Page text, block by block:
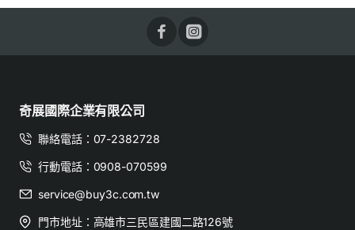
奇展國際企業有限公司
聯絡電話：07-2382728
行動電話：0908-070599
service@buy3c.com.tw
門市地址：高雄市三民區建國二路126號